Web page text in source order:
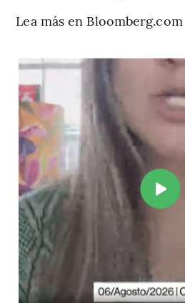
Lea más en Bloomberg.com